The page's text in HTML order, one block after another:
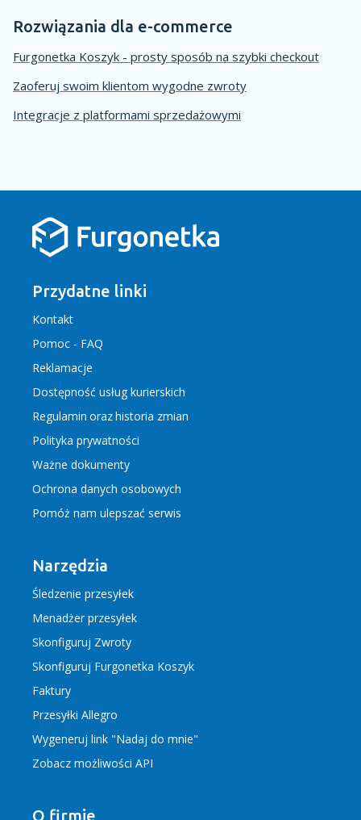
Rozwiązania dla e-commerce
Furgonetka Koszyk - prosty sposób na szybki checkout
Zaoferuj swoim klientom wygodne zwroty
Integracje z platformami sprzedażowymi
Przydatne linki
Kontakt
Pomoc - FAQ
Reklamacje
Dostępność usług kurierskich
Regulamin orazhistoria zmian
Polityka prywatności
Ważne dokumenty
Ochrona danych osobowych
Pomóż nam ulepszać serwis
Narzędzia
Śledzenie przesyłek
Menadżer przesyłek
Skonfiguruj Zwroty
Skonfiguruj Furgonetka Koszyk
Faktury
Przesyłki Allegro
Wygeneruj link "Nadaj do mnie"
Zobacz możliwości API
O firmie